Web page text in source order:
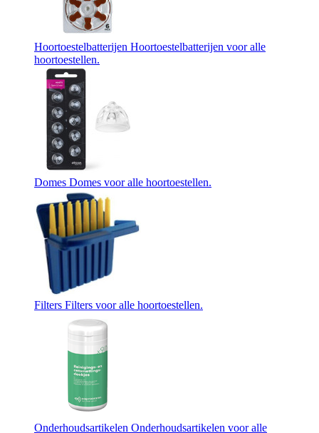
Hoortoestelbatterijen Hoortoestelbatterijen voor alle
hoortoestellen.
Domes Domes voor alle hoortoestellen.
Filters Filters voor alle hoortoestellen.
Onderhoudsartikelen Onderhoudsartikelen voor alle